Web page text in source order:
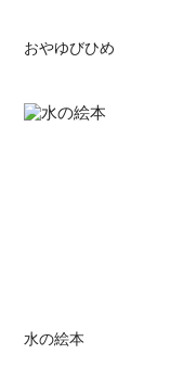
おやゆびひめ
水の絵本